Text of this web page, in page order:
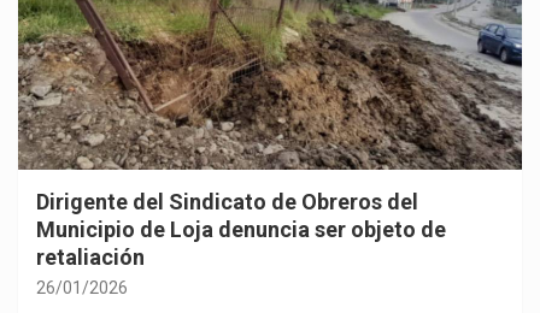
Dirigente del Sindicato de Obreros del
Municipio de Loja denuncia ser objeto de
retaliación
26/01/2026